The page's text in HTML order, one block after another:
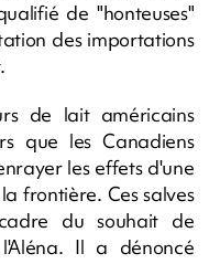
de "honteuses"
des importations
de lait américains
que les Canadiens
les effets d'une
frontière. Ces salves
du souhait de
Il a dénoncé